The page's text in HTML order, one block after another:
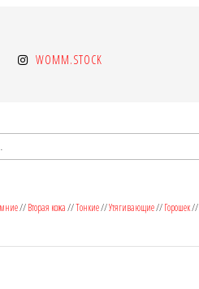
WOMM.STOCK
//Вторая кожа//Тонкие//Утягивающие//Горошек//